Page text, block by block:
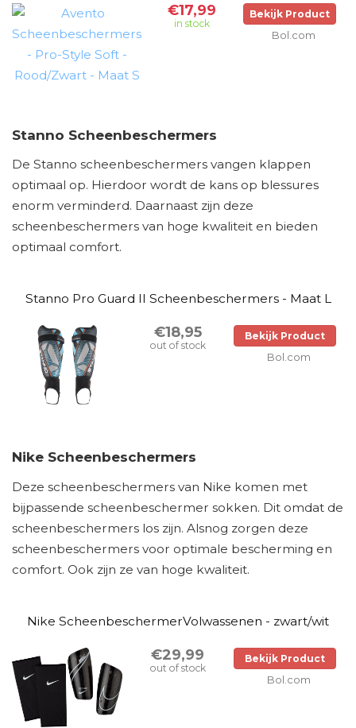
€17,99
in stock
Bekijk Product
Bol.com
Stanno Scheenbeschermers
De Stanno scheenbeschermers vangen klappen
optimaal op. Hierdoor wordt de kans op blessures
enorm verminderd. Daarnaast zijn deze
scheenbeschermers van hoge kwaliteit en bieden
optimaal comfort.
Stanno Pro Guard II Scheenbeschermers - Maat L
€18,95
out of stock
Bekijk Product
Bol.com
Nike Scheenbeschermers
Deze scheenbeschermers van Nike komen met
bijpassende scheenbeschermer sokken. Dit omdat de
scheenbeschermers los zijn. Alsnog zorgen deze
scheenbeschermers voor optimale bescherming en
comfort. Ook zijn ze van hoge kwaliteit.
Nike ScheenbeschermerVolwassenen - zwart/wit
€29,99
out of stock
Bekijk Product
Bol.com